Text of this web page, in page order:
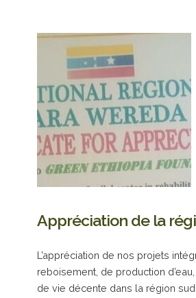
Appréciation de la
L’appréciation de nos projets
reboisement, de production
de vie décente dans la région